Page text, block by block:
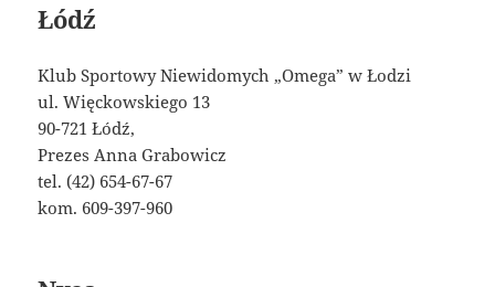
Łódź
Klub Sportowy Niewidomych „Omega” w Łodzi
ul. Więckowskiego 13
90-721 Łódź,
Prezes Anna Grabowicz
tel. (42) 654-67-67
kom. 609-397-960